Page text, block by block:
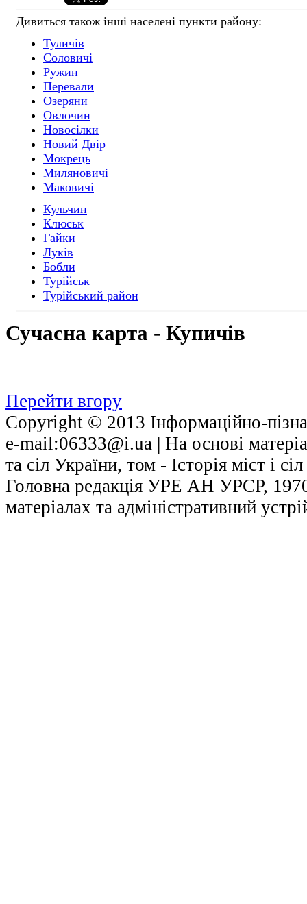
Дивиться також інші населені пункти району:
Туличів
Соловичі
Ружин
Перевали
Озеряни
Овлочин
Новосілки
Новий Двір
Мокрець
Миляновичі
Маковичі
Кульчин
Клюськ
Гайки
Луків
Бобли
Турійськ
Турійський район
Сучасна карта - Купичів
Перейти вгору
Copyright © 2013 Інформаційно-
е-mail:06333@i.ua | На основі
та сіл України, том - Історія міст і
Головна редакція УРЕ АН УРСР,
матеріалах та адміністративний